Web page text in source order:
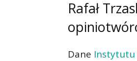
Rafał
Dane